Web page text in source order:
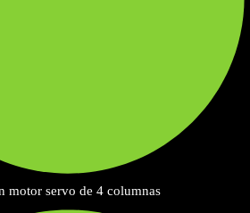
motor servo de 4 columnas